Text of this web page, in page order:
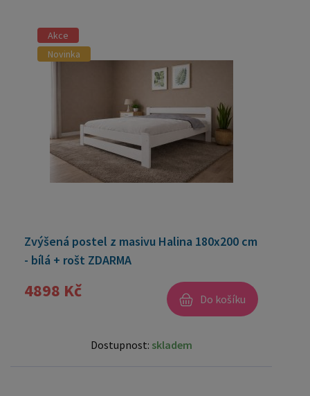
Akce
Novinka
Zvýšená postel z masivu Halina 180x200 cm
- bílá + rošt ZDARMA
4898 Kč Do košíku
Dostupnost: skladem